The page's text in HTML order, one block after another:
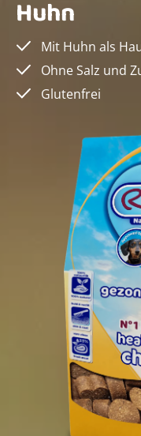
Huhn
Mit Huhn als
Ohne Salz und
Glutenfrei